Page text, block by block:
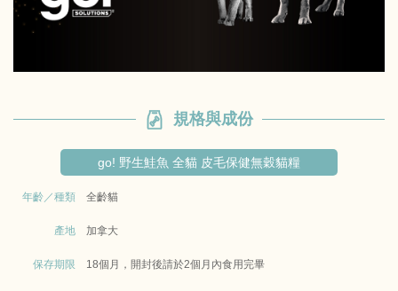
規格與成份
go! 野生鮭魚 全貓 皮毛保健無穀貓糧
年齡／種類 全齡貓
產地 加拿大
保存期限 18個月，開封後請於2個月內食用完畢